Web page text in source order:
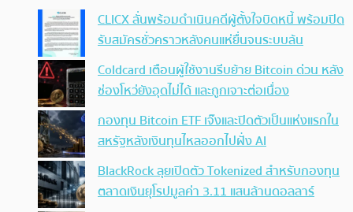
CLICX ลั่นพร้อมดำเนินคดีผู้ตั้งใจบิดหนี้ พร้อมปิด
รับสมัครชั่วคราวหลังคนแห่ยื่นจนระบบล้น
Coldcard เตือนผู้ใช้งานรีบย้าย Bitcoin ด่วน หลัง
ช่องโหว่ยังอุดไม่ได้ และถูกเจาะต่อเนื่อง
กองทุน Bitcoin ETF เจ๊งและปิดตัวเป็นแห่งแรกใน
สหรัฐหลังเงินทุนไหลออกไปฝั่ง AI
BlackRock ลุยเปิดตัว Tokenized สำหรับกองทุน
ตลาดเงินยุโรปมูลค่า 3.11 แสนล้านดอลลาร์